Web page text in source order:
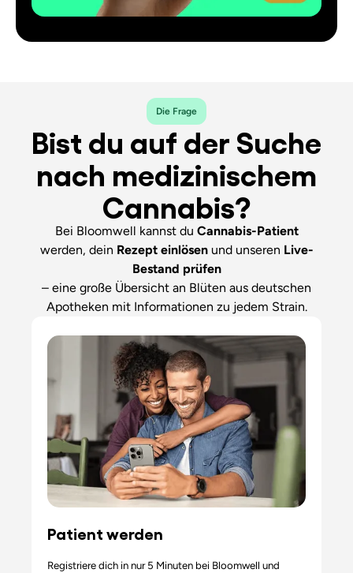
Die Frage
Bist du auf der Suche
nach medizinischem
Cannabis?
Bei Bloomwell kannst du Cannabis-Patient
werden, dein Rezept einlösen und unseren Live-
Bestand prüfen
– eine große Übersicht an Blüten aus deutschen
Apotheken mit Informationen zu jedem Strain.
Patient werden
Registriere dich in nur 5 Minuten bei Bloomwell und